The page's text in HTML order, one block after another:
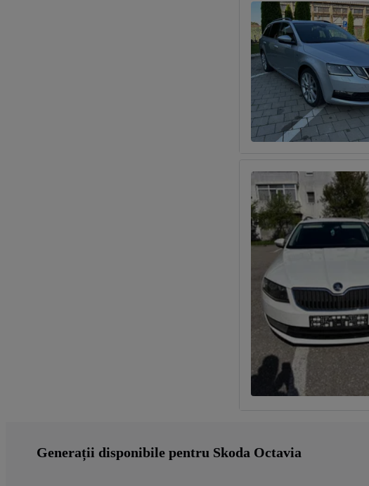
Generații disponibile pentru Skoda Octavia